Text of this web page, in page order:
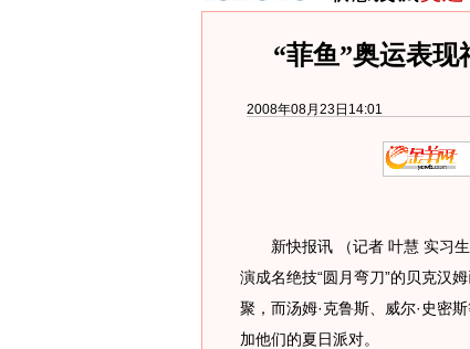
“菲鱼”奥运表
2008年08月23日14:01
新快报讯 （记者 叶慧 实习生
演成名绝技“圆月弯刀”的贝克汉
聚，而汤姆·克鲁斯、威尔·史密
加他们的夏日派对。